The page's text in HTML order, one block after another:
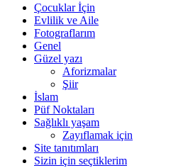
Çocuklar İçin
Evlilik ve Aile
Fotograflarım
Genel
Güzel yazı
Aforizmalar
Şiir
İslam
Püf Noktaları
Sağlıklı yaşam
Zayıflamak için
Site tanıtımları
Sizin için seçtiklerim